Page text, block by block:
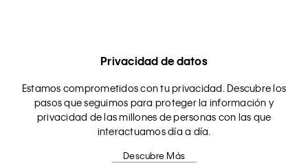
Privacidad de datos
Estamos comprometidos con tu privacidad. Descubre los
pasos que seguimos para proteger la información y
privacidad de las millones de personas con las que
interactuamos día a día.
Descubre Más